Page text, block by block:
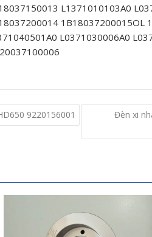
L1371010103A0
1B18037200015OL
L0371030006A0
9220156001
Đèn xi